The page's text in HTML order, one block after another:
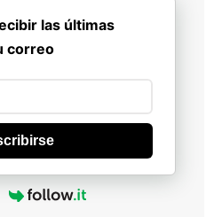
las últimas
correo